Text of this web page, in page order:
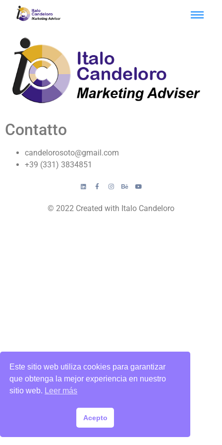
Contatto
candelorosoto@gmail.com
+39 (331) 3834851
© 2022 Created with Italo Candeloro
Este sitio web utiliza cookies para garantizar
que obtenga la mejor experiencia en nuestro
sitio web.
Leer más
Acepto